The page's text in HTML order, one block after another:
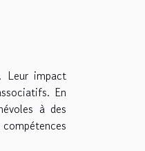
Leur impact
En
à des